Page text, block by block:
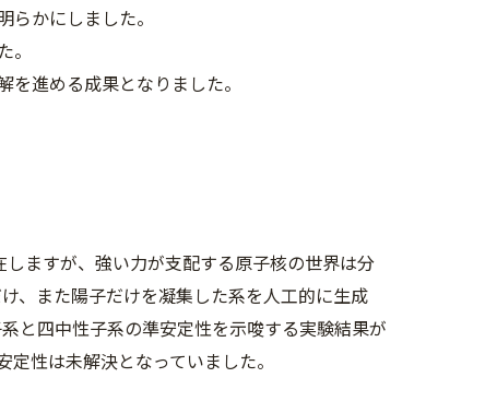
かにしました。
進める成果となりました。
ますが、強い力が支配する原子核の世界は分
、また陽子だけを凝集した系を人工的に生成
と四中性子系の準安定性を示唆する実験結果が
性は未解決となっていました。